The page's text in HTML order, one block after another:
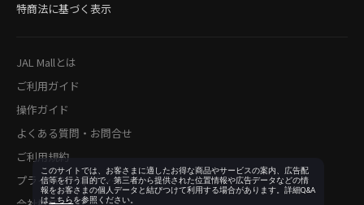
特商法に基づく表示
JAL Mallとは
ご利用ガイド
操作ガイド
よくある質問・お問合せ
ご利用規約
プライバシーポリシー
このサイトでは、お客さまに適したお得な商品やサービスの案内、広告配
信等を行う目的で、第三者から提供された位置情報や広告データなどの情
報をお客さまの個人データと結びつけて利用する場合があります。詳細Q&A
は こちらを参照ください。